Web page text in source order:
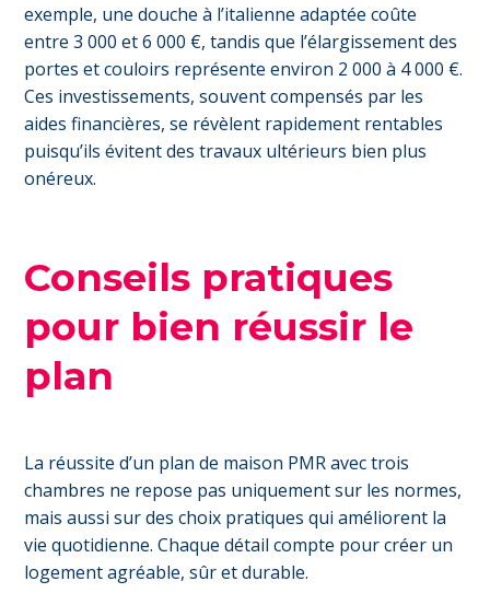
exemple, une douche à l’italienne adaptée coûte
entre 3 000 et 6 000 €, tandis que l’élargissement des
portes et couloirs représente environ 2 000 à 4 000 €.
Ces investissements, souvent compensés par les
aides financières, se révèlent rapidement rentables
puisqu’ils évitent des travaux ultérieurs bien plus
onéreux.
Conseils pratiques
pour bien réussir le
plan
La réussite d’un plan de maison PMR avec trois
chambres ne repose pas uniquement sur les normes,
mais aussi sur des choix pratiques qui améliorent la
vie quotidienne. Chaque détail compte pour créer un
logement agréable, sûr et durable.